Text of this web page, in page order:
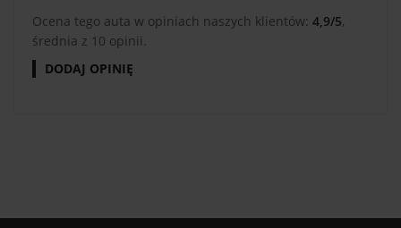
Ocena tego auta w opiniach naszych klientów: 4,9/5,
średnia z 10 opinii.
DODAJ OPINIĘ